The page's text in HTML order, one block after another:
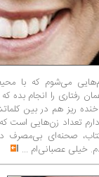
می‌شوم که با محیط
رفتاری را انجام
ریز هم در بین
تعداد زن‌هایی است
صحنه‌ای بی‌مصرف
خیلی عصبانی‌ام ...